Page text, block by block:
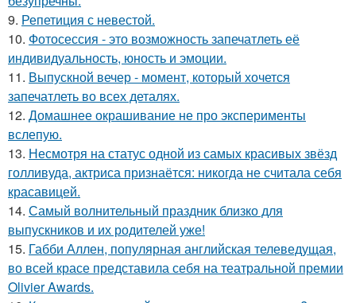
9. Репетиция с невестой.
10. Фотосессия - это возможность запечатлеть её
индивидуальность, юность и эмоции.
11. Выпускной вечер - момент, который хочется
запечатлеть во всех деталях.
12. Домашнее окрашивание не про эксперименты
вслепую.
13. Несмотря на статус одной из самых красивых звёзд
голливуда, актриса признаётся: никогда не считала себя
красавицей.
14. Самый волнительный праздник близко для
выпускников и их родителей уже!
15. Габби Аллен, популярная английская телеведущая,
во всей красе представила себя на театральной премии
Olivier Awards.